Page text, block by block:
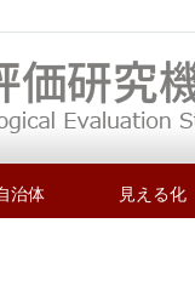
治体 見える化